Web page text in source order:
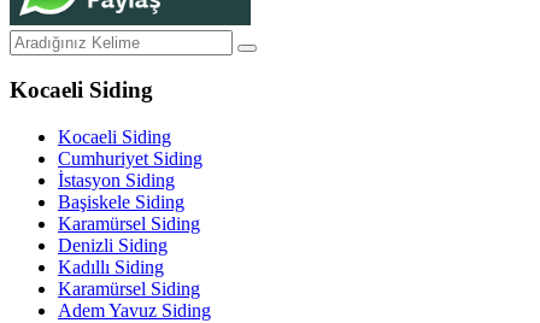
Kocaeli Siding
Kocaeli Siding
Cumhuriyet Siding
İstasyon Siding
Başiskele Siding
Karamürsel Siding
Denizli Siding
Kadıllı Siding
Karamürsel Siding
Adem Yavuz Siding